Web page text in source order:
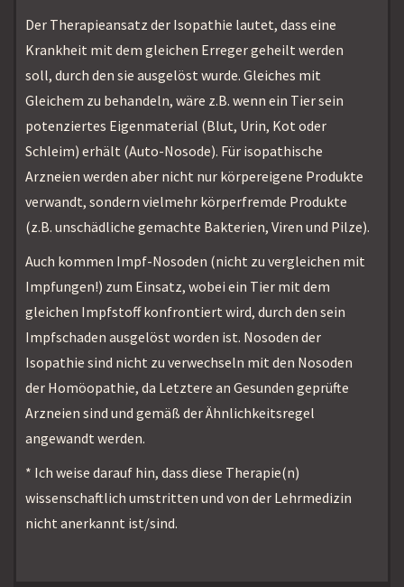
Der Therapieansatz der Isopathie lautet, dass eine
Krankheit mit dem gleichen Erreger geheilt werden
soll, durch den sie ausgelöst wurde. Gleiches mit
Gleichem zu behandeln, wäre z.B. wenn ein Tier sein
potenziertes Eigenmaterial (Blut, Urin, Kot oder
Schleim) erhält (Auto-Nosode). Für isopathische
Arzneien werden aber nicht nur körpereigene Produkte
verwandt, sondern vielmehr körperfremde Produkte
(z.B. unschädliche gemachte Bakterien, Viren und Pilze).
Auch kommen Impf-Nosoden (nicht zu vergleichen mit
Impfungen!) zum Einsatz, wobei ein Tier mit dem
gleichen Impfstoff konfrontiert wird, durch den sein
Impfschaden ausgelöst worden ist. Nosoden der
Isopathie sind nicht zu verwechseln mit den Nosoden
der Homöopathie, da Letztere an Gesunden geprüfte
Arzneien sind und gemäß der Ähnlichkeitsregel
angewandt werden.
* Ich weise darauf hin, dass diese Therapie(n)
wissenschaftlich umstritten und von der Lehrmedizin
nicht anerkannt ist/sind.